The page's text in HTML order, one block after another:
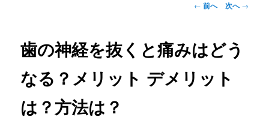
投
ビ
ゲ
シ
← 前へ 次へ→
歯の神経を抜くと痛みはどう
なる？メリット デメリット
は？方法は？